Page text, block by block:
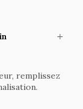
remplissez